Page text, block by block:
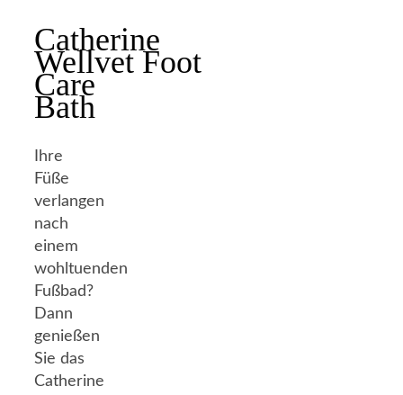
Catherine
Wellvet Foot
Care
Bath
Ihre
Füße
verlangen
nach
einem
wohltuenden
Fußbad?
Dann
genießen
Sie das
Catherine